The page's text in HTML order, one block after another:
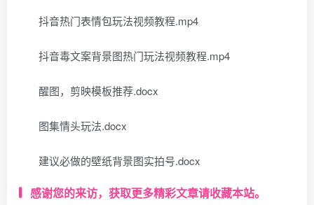
抖音热门表情包玩法视频教程.mp4
抖音毒文案背景图热门玩法视频教程.mp4
醒图，剪映模板推荐.docx
图集情头玩法.docx
建议必做的壁纸背景图实拍号.docx
感谢您的来访，获取更多精彩文章请收藏本站。